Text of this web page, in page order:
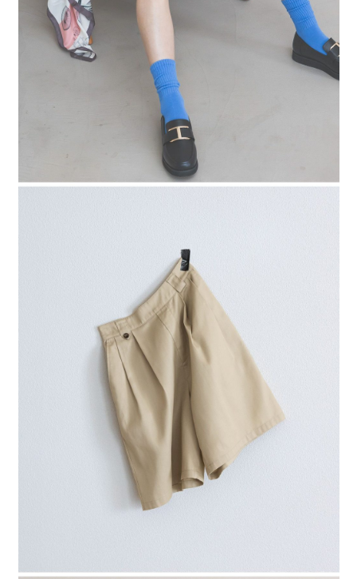
易，需依本服務之必要範圍內提供個人資料，並將交易相關給付款項請求債
權轉讓予恩沛科技股份有限公司。
２．關於個人資料處理事宜，請瀏覽以下網址：
https://aftee.tw/terms/#terms3
３．未成年的使用者請事先徵得法定代理人或監護人之同意方可使用
「AFTEE先享後付」，若未經同意申辦者引起之損失，本公司不負相關責
４．使用「AFTEE先享後付」時，將依據個別帳號之用戶狀況，依本公司即
時審查核予不同之上限額度；若仍有額度不足之情形，本公司將視審查結果
５．嚴禁一人註冊多個帳號或使用他人資訊註冊。若發現惡意使用之情形，
恩沛科技股份有限公司將有權停止該用戶之使用額度並採取法律行動。